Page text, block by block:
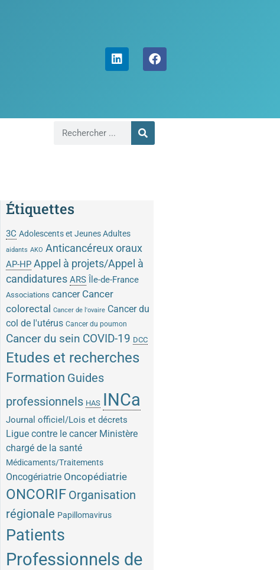
Étiquettes
3C Adolescents et Jeunes Adultes
aidants AKO Anticancéreux oraux
AP-HP Appel à projets/Appel à
candidatures ARS Île-de-France
Associations cancer Cancer
colorectal
Cancer de l'ovaire Cancer du
col de l'utérus Cancer du poumon
Cancer du sein COVID-19 DCC
Etudes et recherches
Formation Guides
professionnels HAS INCa
Journal officiel/Lois et décrets
Ligue contre le cancer Ministère
chargé de la santé
Médicaments/Traitements
Oncogériatrie Oncopédiatrie
ONCORIF Organisation
régionale Papillomavirus
Patients
Professionnels de